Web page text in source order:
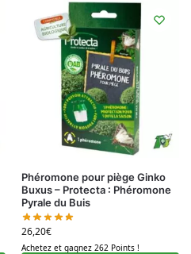
Phéromone pour piège Ginko
Buxus – Protecta : Phéromone
Pyrale du Buis
26,20€
Achetez et gagnez 262 Points !